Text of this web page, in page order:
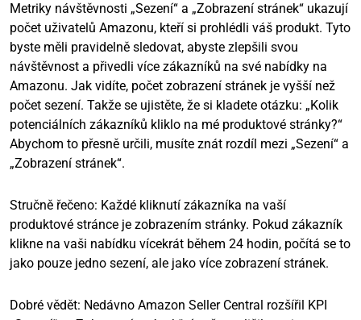
Metriky návštěvnosti „Sezení“ a „Zobrazení stránek“ ukazují
počet uživatelů Amazonu, kteří si prohlédli váš produkt. Tyto
byste měli pravidelně sledovat, abyste zlepšili svou
návštěvnost a přivedli více zákazníků na své nabídky na
Amazonu. Jak vidíte, počet zobrazení stránek je vyšší než
počet sezení. Takže se ujistěte, že si kladete otázku: „Kolik
potenciálních zákazníků kliklo na mé produktové stránky?“
Abychom to přesně určili, musíte znát rozdíl mezi „Sezení“ a
„Zobrazení stránek“.
Stručně řečeno: Každé kliknutí zákazníka na vaší
produktové stránce je zobrazením stránky. Pokud zákazník
klikne na vaši nabídku vícekrát během 24 hodin, počítá se to
jako pouze jedno sezení, ale jako více zobrazení stránek.
Dobré vědět: Nedávno Amazon Seller Central rozšířil KPI